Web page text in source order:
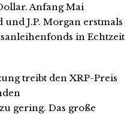
Anfang Mai
J.P. Morgan erstmals
in Echtzeit
treibt den XRP-Preis
gering. Das große